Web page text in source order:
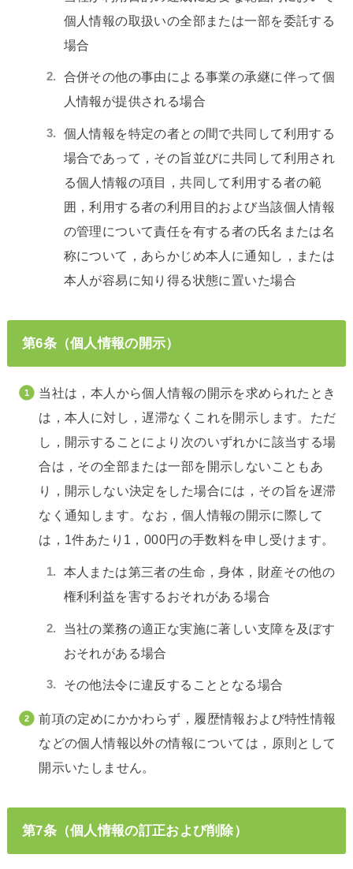
個人情報の取扱いの全部または一部を委託する
場合
合併その他の事由による事業の承継に伴って個
人情報が提供される場合
個人情報を特定の者との間で共同して利用する
場合であって，その旨並びに共同して利用され
る個人情報の項目，共同して利用する者の範
囲，利用する者の利用目的および当該個人情報
の管理について責任を有する者の氏名または名
称について，あらかじめ本人に通知し，または
本人が容易に知り得る状態に置いた場合
第6条（個人情報の開示）
当社は，本人から個人情報の開示を求められたとき
は，本人に対し，遅滞なくこれを開示します。ただ
し，開示することにより次のいずれかに該当する場
合は，その全部または一部を開示しないこともあ
り，開示しない決定をした場合には，その旨を遅滞
なく通知します。なお，個人情報の開示に際して
は，1件あたり1，000円の手数料を申し受けます。
本人または第三者の生命，身体，財産その他の
権利利益を害するおそれがある場合
当社の業務の適正な実施に著しい支障を及ぼす
おそれがある場合
その他法令に違反することとなる場合
前項の定めにかかわらず，履歴情報および特性情報
などの個人情報以外の情報については，原則として
開示いたしません。
第7条（個人情報の訂正および削除）